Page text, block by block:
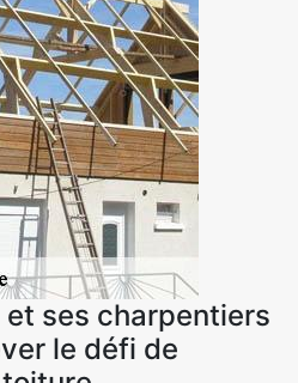
et ses charpentiers
le défi de